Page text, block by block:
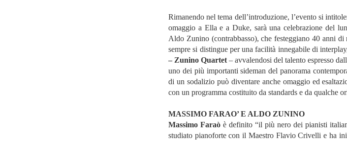
Rimanendo nel tema dell’introduzione, l’evento si
omaggio a Ella e a Duke, sarà una celebrazione del
Aldo Zunino (contrabbasso), che festeggiano 40 anni di
sempre si distingue per una facilità innegabile di
– Zunino Quartet – avvalendosi del talento espresso
uno dei più importanti sideman del panorama
di un sodalizio può diventare anche omaggio ed
con un programma costituito da standards e da qualche
MASSIMO FARAO’ E ALDO ZUNINO
Massimo Faraò è definito “il più nero dei pianisti
studiato pianoforte con il Maestro Flavio Crivelli e ha